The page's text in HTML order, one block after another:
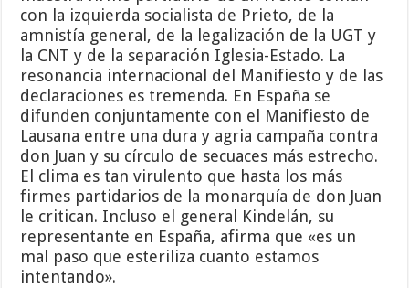
con la izquierda socialista de Prieto, de la
amnistía general, de la legalización de la UGT y
la CNT y de la separación Iglesia-Estado. La
resonancia internacional del Manifiesto y de las
declaraciones es tremenda. En España se
difunden conjuntamente con el Manifiesto de
Lausana entre una dura y agria campaña contra
don Juan y su círculo de secuaces más estrecho.
El clima es tan virulento que hasta los más
firmes partidarios de la monarquía de don Juan
le critican. Incluso el general Kindelán, su
representante en España, afirma que «es un
mal paso que esteriliza cuanto estamos
intentando».